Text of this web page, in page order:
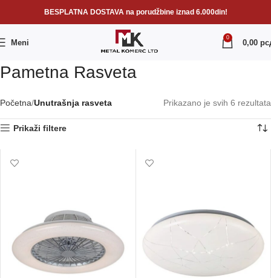
BESPLATNA DOSTAVA na porudžbine iznad 6.000din!
Meni
0
0,00
Pametna Rasveta
Početna Unutrašnja rasveta Prikazano je svih 6 rezultata
Prikaži filtere